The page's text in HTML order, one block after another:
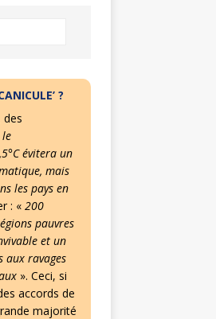
?
des
évitera un
mais
les pays en
: « 200
pauvres
et un
aux ravages
». Ceci, si
accords de
majorité